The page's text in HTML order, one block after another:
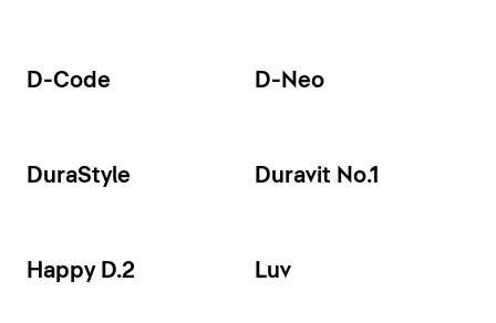
D-Code D-Neo
DuraStyle Duravit No.1
Happy D.2 Luv